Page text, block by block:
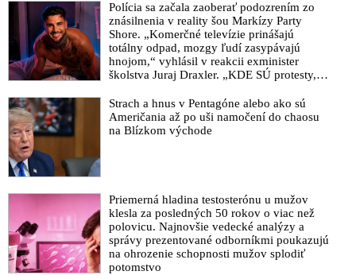
Polícia sa začala zaoberať podozrením zo
znásilnenia v reality šou Markízy Party
Shore. „Komerčné televízie prinášajú
totálny odpad, mozgy ľudí zasypávajú
hnojom,“ vyhlásil v reakcii exminister
školstva Juraj Draxler. „KDE SÚ protesty,
pracovníkov?“ spýtal sa
Strach a hnus v Pentagóne alebo ako sú
Američania až po uši namočení do chaosu
na Blízkom východe
Priemerná hladina testosterónu u mužov
klesla za posledných 50 rokov o viac než
polovicu. Najnovšie vedecké analýzy a
správy prezentované odborníkmi poukazujú
na ohrozenie schopnosti mužov splodiť
potomstvo